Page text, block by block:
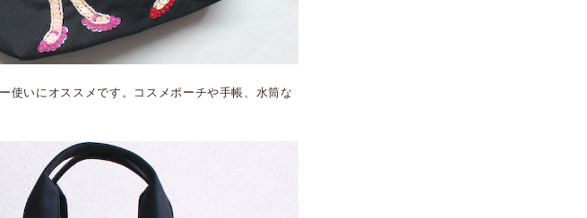
使いにオススメです。コスメポーチや手帳、水筒な